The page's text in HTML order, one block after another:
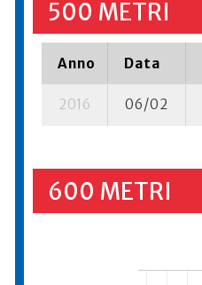
500 METRI
Anno Data
2016 06/02
600 METRI